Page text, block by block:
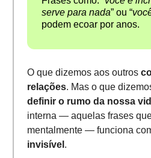
serve para nada” ou “
podem ecoar por anos.
O que dizemos aos outros
relações. Mas o que
definir o rumo da nossa
interna — aquelas frases
mentalmente — funciona
invisível .